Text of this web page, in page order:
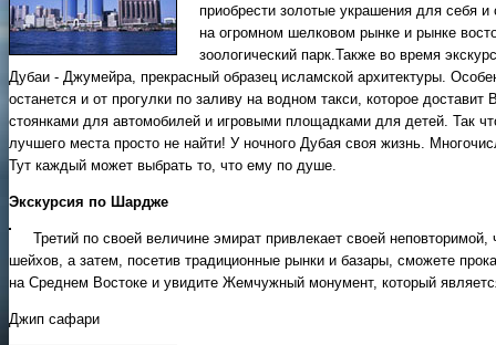
приобрести золотые украшения для себя и
на огромном шелковом рынке и рынке
зоологический парк.Также во время
Дубаи - Джумейра, прекрасный образец исламской архитектуры.
останется и от прогулки по заливу на водном такси, которое
стоянками для автомобилей и игровыми площадками для детей. Так
лучшего места просто не найти! У ночного Дубая своя жизнь.
Тут каждый может выбрать то, что ему по душе.
Экскурсия по Шардже
Третий по своей величине эмират привлекает своей
шейхов, а затем, посетив традиционные рынки и базары, сможете
на Среднем Востоке и увидите Жемчужный монумент, который
Джип сафари